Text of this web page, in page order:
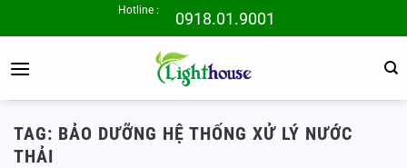
qua
dung
Hotline : 0918.01.9001
TAG: BẢO DƯỠNG HỆ THỐNG XỬ LÝ NƯỚC
THẢI